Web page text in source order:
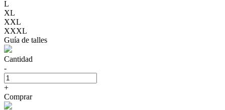
L
XL
XXL
XXXL
Guía de talles
Cantidad
-
+
Comprar